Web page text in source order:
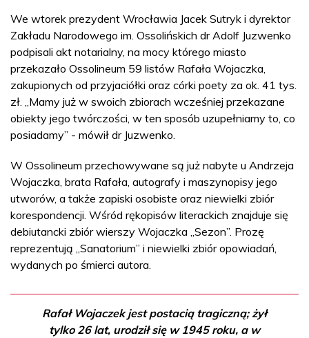
We wtorek prezydent Wrocławia Jacek Sutryk i dyrektor
Zakładu Narodowego im. Ossolińskich dr Adolf Juzwenko
podpisali akt notarialny, na mocy którego miasto
przekazało Ossolineum 59 listów Rafała Wojaczka,
zakupionych od przyjaciółki oraz córki poety za ok. 41 tys.
zł. „Mamy już w swoich zbiorach wcześniej przekazane
obiekty jego twórczości, w ten sposób uzupełniamy to, co
posiadamy” - mówił dr Juzwenko.
W Ossolineum przechowywane są już nabyte u Andrzeja
Wojaczka, brata Rafała, autografy i maszynopisy jego
utworów, a także zapiski osobiste oraz niewielki zbiór
korespondencji. Wśród rękopisów literackich znajduje się
debiutancki zbiór wierszy Wojaczka „Sezon”. Prozę
reprezentują „Sanatorium” i niewielki zbiór opowiadań,
wydanych po śmierci autora.
Rafał Wojaczek jest postacią tragiczną; żył
tylko 26 lat, urodził się w 1945 roku, a w